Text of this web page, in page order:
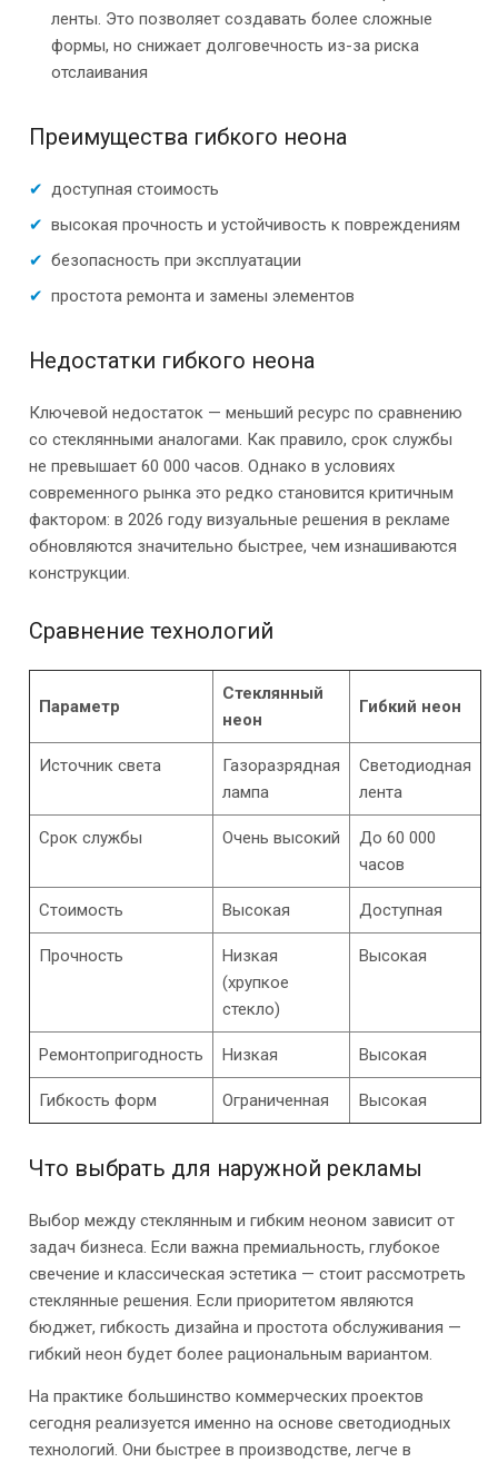
ленты. Это позволяет создавать более сложные
формы, но снижает долговечность из-за риска
отслаивания
Преимущества гибкого неона
доступная стоимость
высокая прочность и устойчивость к повреждениям
безопасность при эксплуатации
простота ремонта и замены элементов
Недостатки гибкого неона
Ключевой недостаток — меньший ресурс по сравнению
со стеклянными аналогами. Как правило, срок службы
не превышает 60 000 часов. Однако в условиях
современного рынка это редко становится критичным
фактором: в 2026 году визуальные решения в рекламе
обновляются значительно быстрее, чем изнашиваются
конструкции.
Сравнение технологий
Параметр
Стеклянный
неон
Гибкий неон
Источник света
Газоразрядная
лампа
Светодиодная
лента
Срок службы Очень высокий
До 60 000
часов
Стоимость Высокая Доступная
Прочность
Низкая
(хрупкое
стекло)
Высокая
Ремонтопригодность Низкая Высокая
Гибкость форм Ограниченная Высокая
Что выбрать для наружной рекламы
Выбор между стеклянным и гибким неоном зависит от
задач бизнеса. Если важна премиальность, глубокое
свечение и классическая эстетика — стоит рассмотреть
стеклянные решения. Если приоритетом являются
бюджет, гибкость дизайна и простота обслуживания —
гибкий неон будет более рациональным вариантом.
На практике большинство коммерческих проектов
сегодня реализуется именно на основе светодиодных
технологий. Они быстрее в производстве, легче в